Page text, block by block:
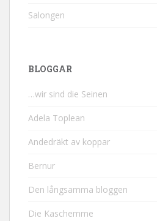
Salongen
BLOGGAR
…wir sind die Seinen
Adela Toplean
Andedräkt av koppar
Bernur
Den långsamma bloggen
Die Kaschemme